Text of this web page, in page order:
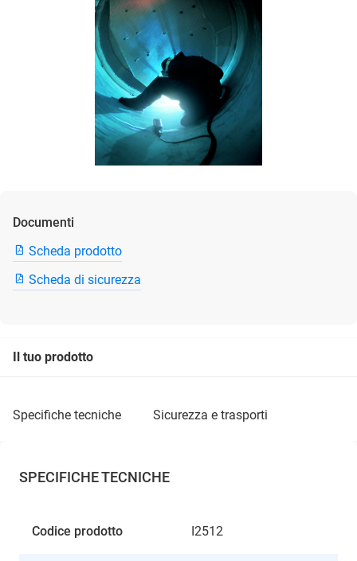
Documenti
Scheda prodotto
Scheda di sicurezza
Il tuo prodotto
specifiche tecniche sicurezza e trasporti
SPECIFICHE TECNICHE
Codice prodotto I2512